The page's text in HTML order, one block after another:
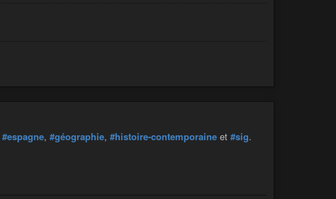
#espagne, #géographie, #histoire-contemporaine et #sig.